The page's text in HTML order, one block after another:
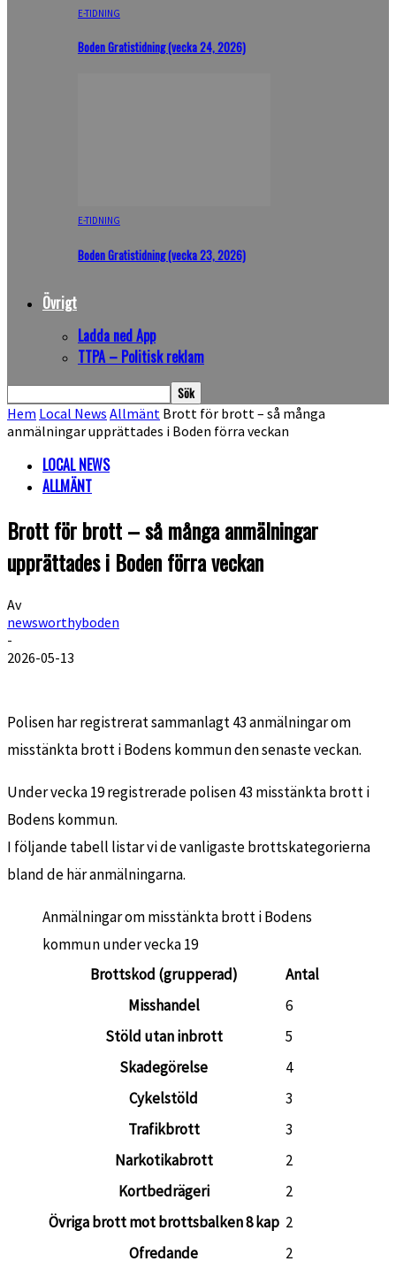
E-TIDNING
Boden Gratistidning (vecka 24, 2026)
E-TIDNING
Boden Gratistidning (vecka 23, 2026)
Övrigt
Ladda ned App
TTPA – Politisk reklam
Hem Local News Allmänt Brott för brott – så många
anmälningar upprättades i Boden förra veckan
LOCAL NEWS
ALLMÄNT
Brott för brott – så många anmälningar
upprättades i Boden förra veckan
Av
newsworthyboden
-
2026-05-13
Polisen har registrerat sammanlagt 43 anmälningar om
misstänkta brott i Bodens kommun den senaste veckan.
Under vecka 19 registrerade polisen 43 misstänkta brott i
Bodens kommun.
I följande tabell listar vi de vanligaste brottskategorierna
bland de här anmälningarna.
Anmälningar om misstänkta brott i Bodens
kommun under vecka 19
Brottskod (grupperad)
Antal
Misshandel
6
Stöld utan inbrott
5
Skadegörelse
4
Cykelstöld
3
Trafikbrott
3
Narkotikabrott
2
Kortbedrägeri
2
Övriga brott mot brottsbalken 8 kap 2
Ofredande
2